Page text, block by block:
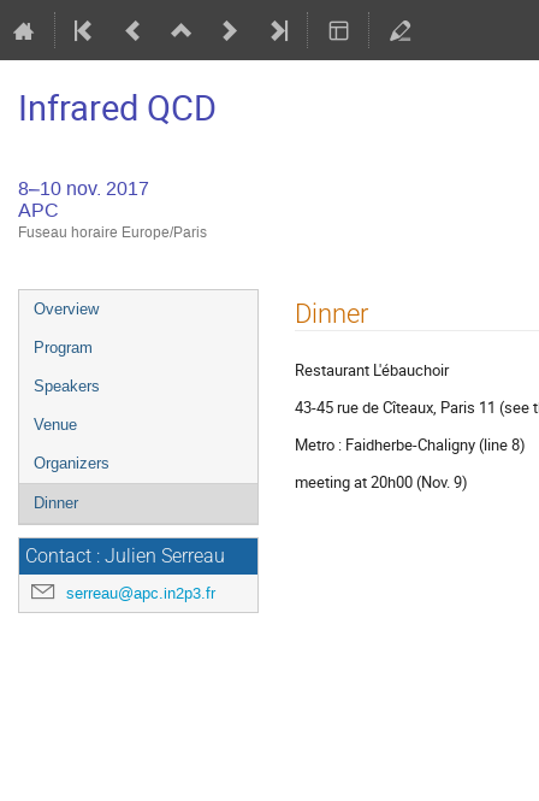
Infrared QCD
8–10 nov. 2017
APC
Fuseau horaire Europe/Paris
Menu
de
Overview
Program
Speakers
Venue
Organizers
Dinner
Contact : Julien Serreau
serreau@apc.in2p3.fr
Dinner
Restaurant L'ébauchoir
43-45 rue de Cîteaux, Paris 11 (see
Metro : Faidherbe-Chaligny (line 8)
meeting at 20h00 (Nov. 9)